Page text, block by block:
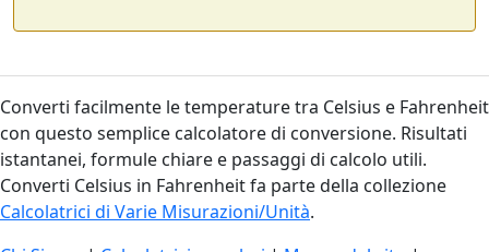
Converti facilmente le temperature tra Celsius e Fahrenheit
con questo semplice calcolatore di conversione. Risultati
istantanei, formule chiare e passaggi di calcolo utili.
Converti Celsius in Fahrenheit fa parte della collezione
Calcolatrici di Varie Misurazioni/Unità.